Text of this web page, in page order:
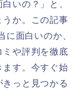
いの？」と、
か。この記事
面白いのか、
や評判を徹底
ます。今すぐ始
っと見つかる